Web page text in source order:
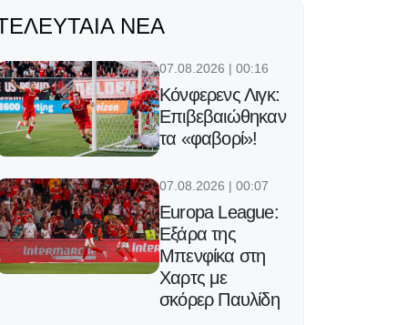
ΝΈΑ
07.08.2026 | 00:16
Κόνφερενς Λιγκ:
Επιβεβαιώθηκαν
τα «φαβορί»!
07.08.2026 | 00:07
Europa League:
Εξάρα της
Μπενφίκα στη
Χαρτς με
σκόρερ Παυλίδη